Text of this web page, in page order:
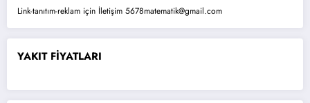
Link-tanıtım-reklam için İletişim 5678matematik@gmail.com
YAKIT FİYATLARI